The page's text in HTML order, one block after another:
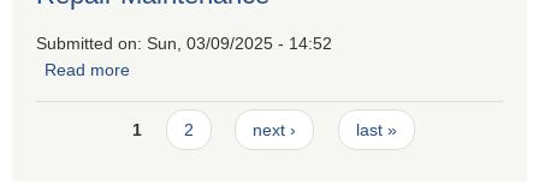
Submitted on: Sun, 03/09/2025 - 14:52
Read more
Pages1 2 next › last »